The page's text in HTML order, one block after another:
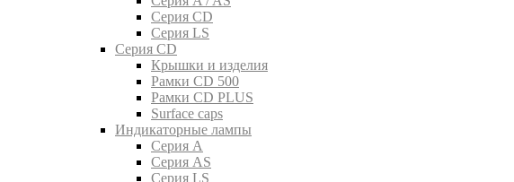
Серия CD
Серия LS
Серия CD
Крышки и изделия
Рамки CD 500
Рамки CD PLUS
Surface caps
Индикаторные лампы
Серия A
Серия AS
Серия LS